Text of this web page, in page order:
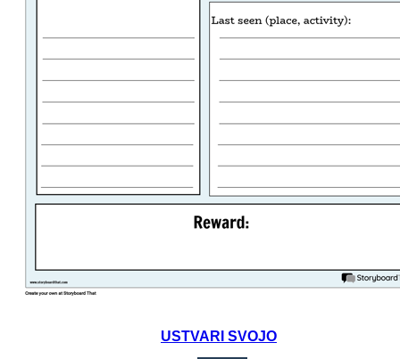
USTVARI SVOJO